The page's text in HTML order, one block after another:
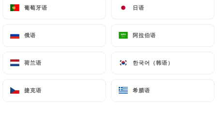
葡萄牙语 日语
俄语 阿拉伯语
荷兰语 한국어（韩语）
捷克语 希腊语
葡萄牙语 日语
俄语 阿拉伯语
荷兰语 한국어（韩语）
捷克语 希腊语